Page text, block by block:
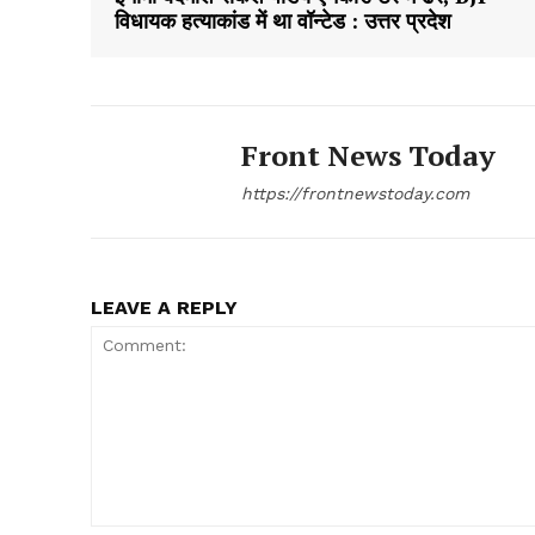
विधायक हत्याकांड में था वॉन्टेड : उत्तर प्रदेश
Front News Today
https://frontnewstoday.com
LEAVE A REPLY